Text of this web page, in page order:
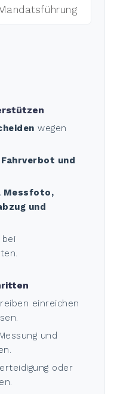
wegen
und
Messfoto,
und
bei
einreichen
und
oder